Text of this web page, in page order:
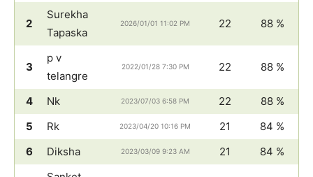
2
Surekha
Tapaska
2026/01/01 11:02 PM 22 88 %
3
p v
telangre
2022/01/28 7:30 PM 22 88 %
4 Nk 2023/07/03 6:58 PM 22
88 %
5
Rk 2023/04/20 10:16 PM 21
84 %
6
Diksha 2023/03/09 9:23 AM 21 84 %